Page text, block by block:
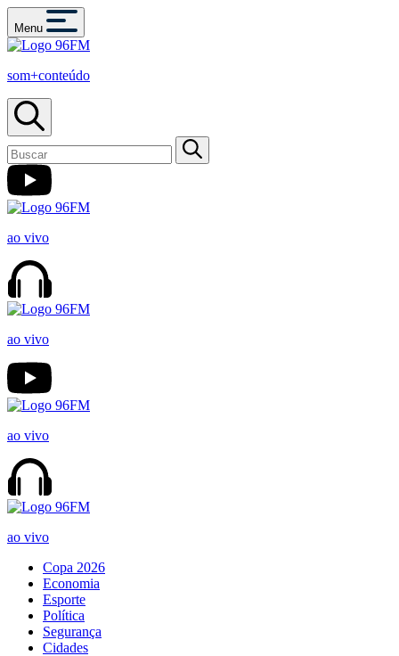
Menu
som+conteúdo
ao vivo
ao vivo
ao vivo
ao vivo
Copa 2026
Economia
Esporte
Política
Segurança
Cidades